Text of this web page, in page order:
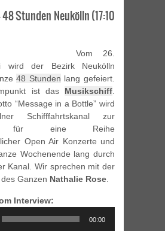
Stunden Neukölln (17:10
Vom 26.
wird der Bezirk Neukölln
48 Stunden lang gefeiert.
ist das Musikschiff.
“Message in a Bottle” wird
Schifffahrtskanal zur
für eine Reihe
Open Air Konzerte und
Wochenende lang durch
Kanal. Wir sprechen mit der
Ganzen Nathalie Rose.
Interview:
00:00